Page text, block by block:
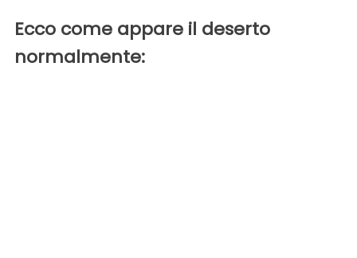
Ecco come appare il deserto
normalmente: